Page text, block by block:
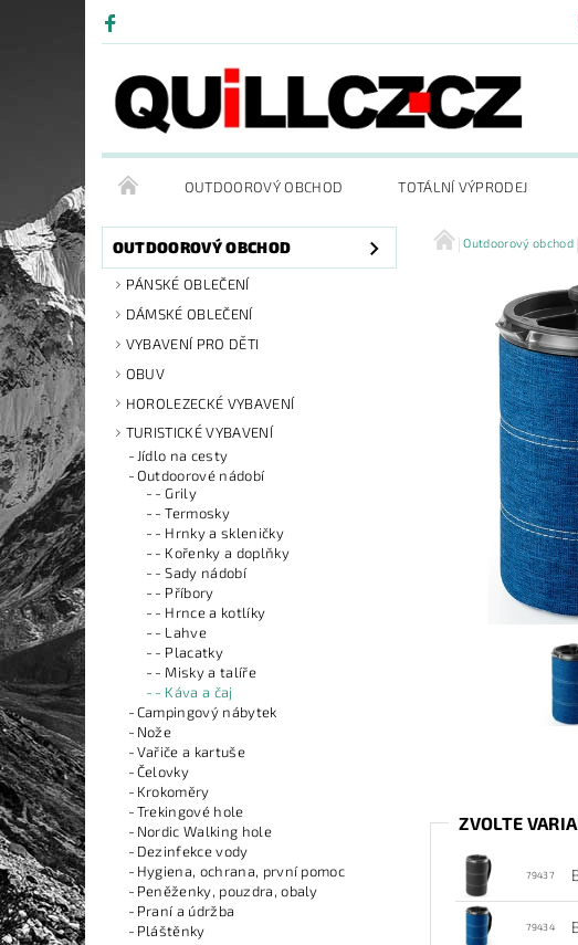
OUTDOOROVÝ OBCHOD TOTÁLNÍ VÝPRODEJ
OUTDOOROVÝ OBCHOD
PÁNSKÉ OBLEČENÍ
DÁMSKÉ OBLEČENÍ
VYBAVENÍ PRO DĚTI
OBUV
HOROLEZECKÉ VYBAVENÍ
TURISTICKÉ VYBAVENÍ
Jídlo na cesty
Outdoorové nádobí
- Grily
- Termosky
- Hrnky a skleničky
- Kořenky a doplňky
- Sady nádobí
- Příbory
- Hrnce a kotlíky
- Lahve
- Placatky
- Misky a talíře
- Káva a čaj
Campingový nábytek
Nože
Vařiče a kartuše
Čelovky
Krokoměry
Trekingové hole
Nordic Walking hole
Dezinfekce vody
Hygiena, ochrana, první pomoc
Peněženky, pouzdra, obaly
Praní a údržba
Pláštěnky
Outdoorový obchod
ZVOLTE
79437
79434